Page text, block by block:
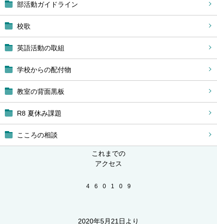
部活動ガイドライン
校歌
英語活動の取組
学校からの配付物
教室の背面黒板
R8 夏休み課題
こころの相談
これまでの
アクセス
4 6 0 1 0 9
2020年5月21日より